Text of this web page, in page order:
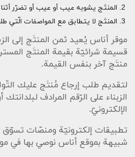
المنتَج يشوبه عيب أو عيب أو تضرّر
المنتَج لا يتطابق مع المواصفات الّتي
موقر أناس يُعيد ثمن المنتَج إلى
قسيمة شرائيّة بقيمة المنتَج
منتَج آخر بنفس القيمة.
لتقديم طلب إرجاع مُنتَج عليك
الزبناء على الرّقم المرادف
الإلكترونيّ.
تطبيقات إلكترونيّة ومنصّات تسوّق
شبيهة بموقع أناس نوصي بها في